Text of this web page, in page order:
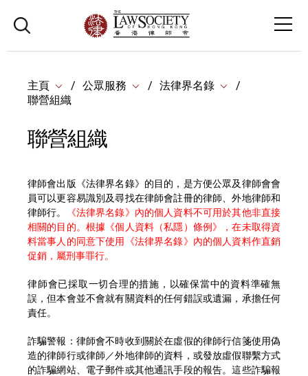
主頁 公眾服務
法律界名錄
聯營組織
聯營組織
律師會出版《法律界名錄》的目的，是方便公眾及律師會會
員可以更容易識別及尋找在律師會註冊的律師、外地律師和
律師行。
《法律界名錄》內的個人資料不可用於其他非直接
相關的目的。根據《個人資料（私隱）條例》，在未取得資
料當事人的同意下使用《法律界名錄》內的個人資料作直銷
促銷，屬刑事罪行。
律師會已採取一切合理的措施，以確保當中的資料準確無
誤，但本會並不會就有關資料的任何錯誤或遺漏，承擔任何
責任。
詐騙警報：律師會不時收到關於在虛假的律師行信箋使用偽
造的律師行或律師／外地律師的資料，或發放虛假聯繫方式
的詐騙網站、電子郵件或其他通訊手段的報告。這些詐騙報